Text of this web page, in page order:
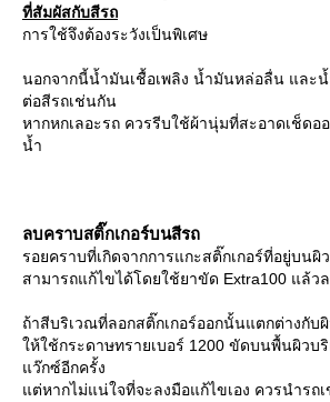
ที่สัมผัสกับสีรถ
การใช้จึงต้องระวังเป็นพิเศษ
นอกจากนี้น้ำมันเชื้อเพลิง น้ำมันหล่อลื่น และ
ต่อสีรถเช่นกัน
หากหกเลอะรถ ควรรีบใช้ผ้านุ่มที่สะอาดเช็ดอ
น้ำ
ลบคราบสติ๊กเกอร์บนสีรถ
รอยคราบที่เกิดจากการแกะสติ๊กเกอร์ที่อยู่บนผิ
สามารถแก้ไขได้โดยใช้ยาขัด Extra100 แล้ว
ถ้าสีบริเวณที่ลอกสติ๊กเกอร์ออกนั้นแตกต่างกับ
ห้ใช้กระดาษทรายเบอร์ 1200 ขัดบนพื้นผิวบ
ว๊กซ์อีกครั้ง
ต่หากไม่แน่ใจที่จะลงมือแก้ไขเอง ควรนำรถ